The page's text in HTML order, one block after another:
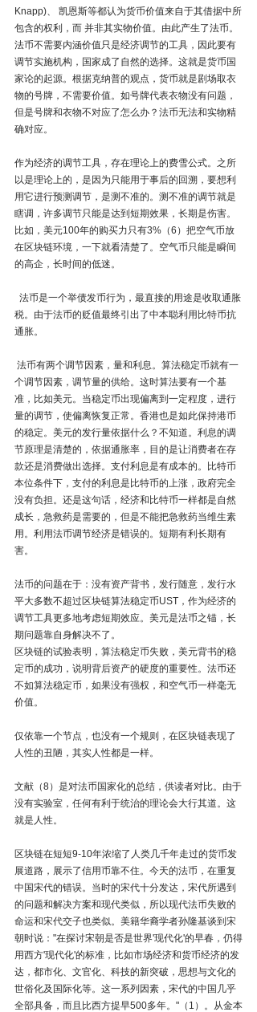
Knapp)、 凯恩斯等都认为货币价值来自于其借据中所
包含的权利，而 并非其实物价值。由此产生了法币。
法币不需要内涵价值只是经济调节的工具，因此要有
调节实施机构，国家成了自然的选择。这就是货币国
家论的起源。根据克纳普的观点，货币就是剧场取衣
物的号牌，不需要价值。如号牌代表衣物没有问题，
但是号牌和衣物不对应了怎么办？法币无法和实物精
确对应。
作为经济的调节工具，存在理论上的费雪公式。之所
以是理论上的，是因为只能用于事后的回溯，要想利
用它进行预测调节，是测不准的。测不准的调节就是
瞎调，许多调节只能是达到短期效果，长期是伤害。
比如，美元100年的购买力只有3%（6）把空气币放
在区块链环境，一下就看清楚了。空气币只能是瞬间
的高企，长时间的低迷。
税。由于法币的贬值最终引出了中本聪利用比特币抗
通胀。
个调节因素，调节量的供给。这时算法要有一个基
准，比如美元。当稳定币出现偏离到一定程度，进行
量的调节，使偏离恢复正常。香港也是如此保持港币
的稳定。美元的发行量依据什么？不知道。利息的调
节原理是清楚的，依据通胀率，目的是让消费者在存
款还是消费做出选择。支付利息是有成本的。比特币
本位条件下，支付的利息是比特币的上涨，政府完全
没有负担。还是这句话，经济和比特币一样都是自然
成长，急救药是需要的，但是不能把急救药当维生素
用。利用法币调节经济是错误的。短期有利长期有
害。
法币的问题在于：没有资产背书，发行随意，发行水
平大多数不超过区块链算法稳定币UST，作为经济的
调节工具更多地考虑短期效应。美元是法币之锚，长
期问题靠自身解决不了。
区块链的试验表明，算法稳定币失败，美元背书的稳
定币的成功，说明背后资产的硬度的重要性。法币还
不如算法稳定币，如果没有强权，和空气币一样毫无
价值。
仅依靠一个节点，也没有一个规则，在区块链表现了
人性的丑陋，其实人性都是一样。
文献（8）是对法币国家化的总结，供读者对比。由于
没有实验室，任何有利于统治的理论会大行其道。这
就是人性。
区块链在短短9-10年浓缩了人类几千年走过的货币发
展道路，展示了信用币靠不住。今天的法币，在重复
中国宋代的错误。当时的宋代十分发达，宋代所遇到
的问题和解决方案和现代类似，所以现代法币失败的
命运和宋代交子也类似。美籍华裔学者孙隆基谈到宋
朝时说："在探讨宋朝是否是世界'现代化'的早春，仍得
用西方'现代化'的标准，比如市场经济和货币经济的发
达，都市化、文官化、科技的新突破，思想与文化的
世俗化及国际化等。这一系列因素，宋代的中国几乎
全部具备，而且比西方提早500多年。"（1）。从金本